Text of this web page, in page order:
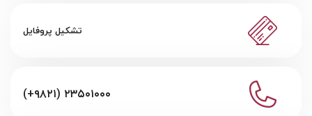
تشکیل پروفایل
(+۹۸۲۱) ۲۳۵۰۱۰۰۰